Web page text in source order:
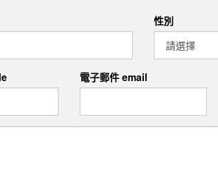
性別
電子郵件 email